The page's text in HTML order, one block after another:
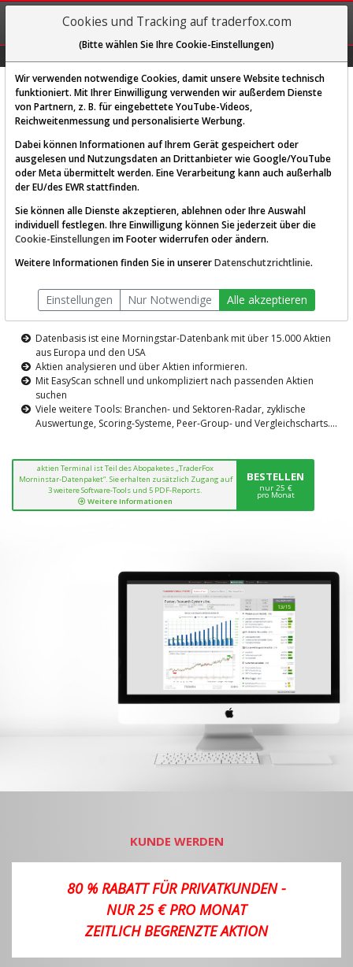
REGIS-
TRIEREN
Diese Funktion ist nur für
AKTIEN-TERMINAL
Die Aktienanalyse-Plattform von
TraderFox
Datenbasis ist eine Morningstar-Datenbank mit über 15.000 Aktien
aus Europa und den USA
Aktien analysieren und über Aktien informieren.
Mit EasyScan schnell und unkompliziert nach passenden Aktien
suchen
Viele weitere Tools: Branchen- und Sektoren-Radar, zyklische
Auswertunge, Scoring-Systeme, Peer-Group- und Vergleichscharts....
aktien Terminal ist Teil des Abopaketes „TraderFox
Morninstar-Datenpaket“. Sie erhalten zusätzlich Zugang auf
3 weitere Software-Tools und 5 PDF-Reports.
Weitere Informationen
BESTELLEN
nur 25 €
pro Monat
KUNDE WERDEN
80 % RABATT FÜR PRIVATKUNDEN -
NUR 25 € PRO MONAT
ZEITLICH BEGRENZTE AKTION
Cookies und Tracking auf traderfox.com
(Bitte wählen Sie Ihre Cookie-Einstellungen)
Wir verwenden notwendige Cookies, damit unsere Website technisch
funktioniert. Mit Ihrer Einwilligung verwenden wir außerdem Dienste
von Partnern, z. B. für eingebettete YouTube-Videos,
Reichweitenmessung und personalisierte Werbung.
Dabei können Informationen auf Ihrem Gerät gespeichert oder
ausgelesen und Nutzungsdaten an Drittanbieter wie Google/YouTube
oder Meta übermittelt werden. Eine Verarbeitung kann auch außerhalb
der EU/des EWR stattfinden.
Sie können alle Dienste akzeptieren, ablehnen oder Ihre Auswahl
individuell festlegen. Ihre Einwilligung können Sie jederzeit über die
Cookie-Einstellungen im Footer widerrufen oder ändern.
Weitere Informationen finden Sie in unsererDatenschutzrichtlinie.
Einstellungen Nur Notwendige Alle akzeptieren